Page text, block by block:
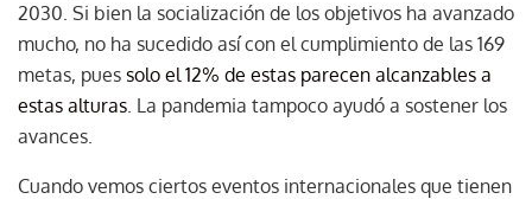
2030. Si bien la socialización de los objetivos ha avanzado
mucho, no ha sucedido así con el cumplimiento de las 169
metas, pues solo el 12% de estas parecen alcanzables a
estas alturas. La pandemia tampoco ayudó a sostener los
avances.
Cuando vemos ciertos eventos internacionales que tienen